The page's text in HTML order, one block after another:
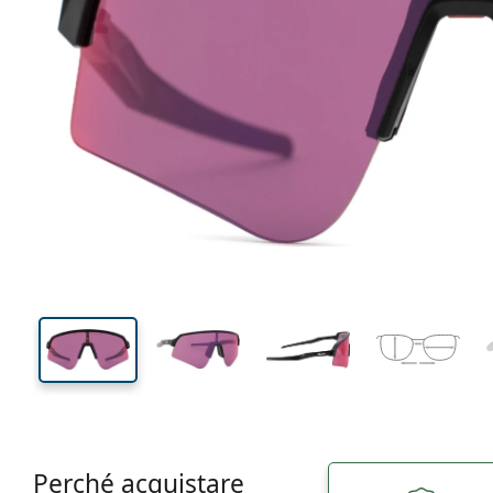
39 mm
Diametro lente (Calibro)
lente
Perché acquistare